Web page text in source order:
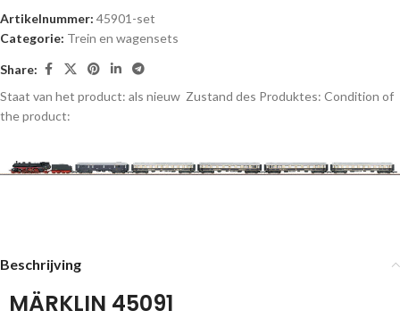
Artikelnummer: 45901-set
Categorie: Trein en wagensets
Share:
Staat van het product: als nieuw Zustand des Produktes: Condition of
the product:
Beschrijving
MÄRKLIN 45091